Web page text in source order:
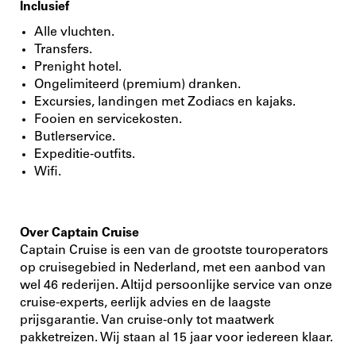
Inclusief
Alle vluchten.
Transfers.
Prenight hotel.
Ongelimiteerd (premium) dranken.
Excursies, landingen met Zodiacs en kajaks.
Fooien en servicekosten.
Butlerservice.
Expeditie-outfits.
Wifi.
Over Captain Cruise
Captain Cruise is een van de grootste touroperators
op cruisegebied in Nederland, met een aanbod van
wel 46 rederijen. Altijd persoonlijke service van onze
cruise-experts, eerlijk advies en de laagste
prijsgarantie. Van cruise-only tot maatwerk
pakketreizen. Wij staan al 15 jaar voor iedereen klaar.